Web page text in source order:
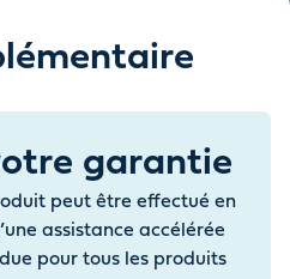
garantie
peut être effectué en
assistance accélérée
pour tous les produits